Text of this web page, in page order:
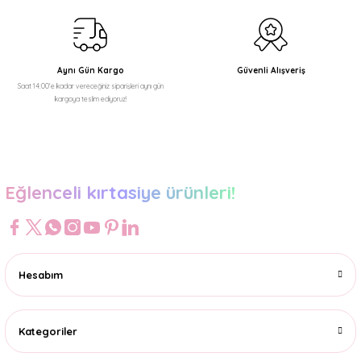
Bu ürüne benzer farklı alternatifler olmalı.
Aynı Gün Kargo
Saat 14:00'e kadar vereceğiniz siparişleri aynı gün
kargoya teslim ediyoruz!
Güvenli Alışveriş
Eğlenceli kırtasiye ürünleri!
Hesabım
Kategoriler